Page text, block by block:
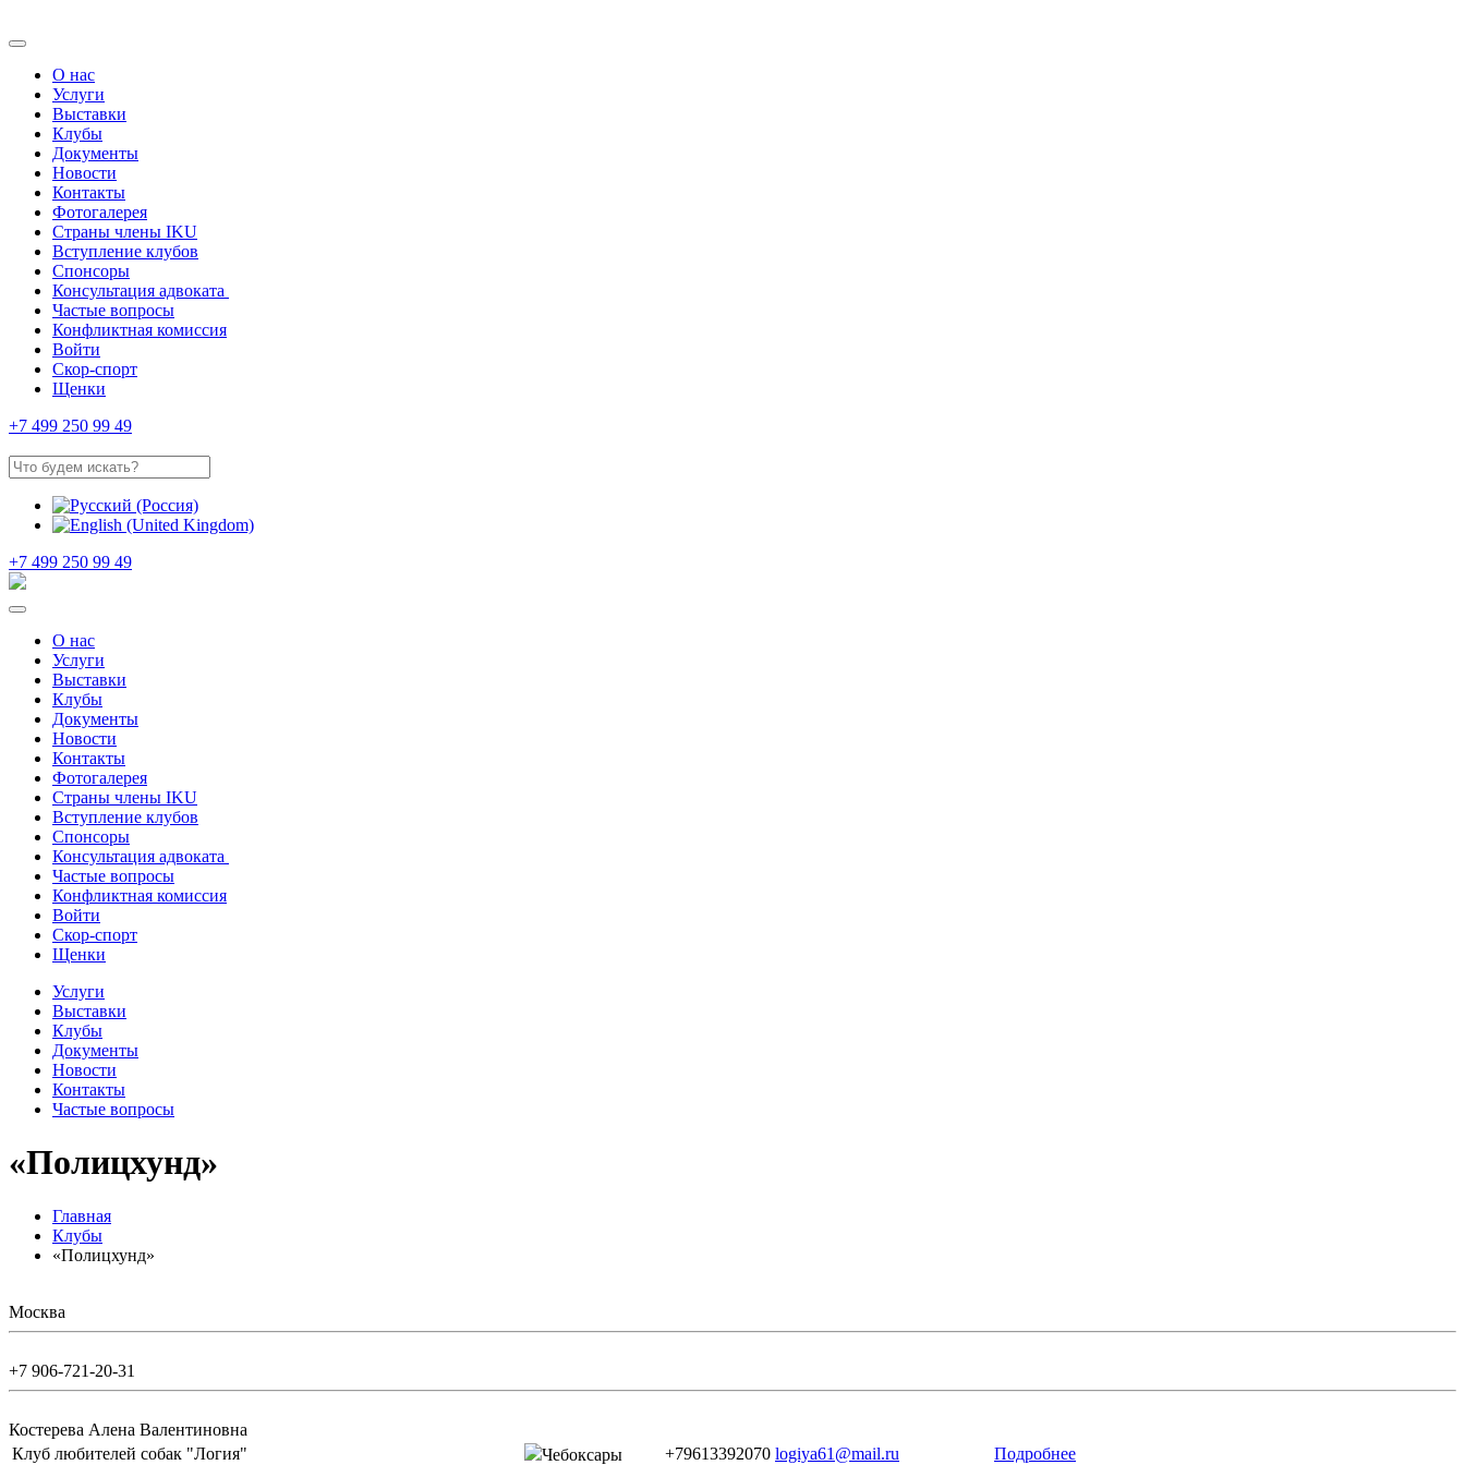
О нас
Услуги
Выставки
Клубы
Документы
Новости
Контакты
Фотогалерея
Страны члены IKU
Вступление клубов​
Спонсоры
Консультация адвоката ​
Частые вопросы
Конфликтная комиссия
Войти
Скор-спорт
Щенки
+7 499 250 99 49
+7 499 250 99 49
О нас
Услуги
Выставки
Клубы
Документы
Новости
Контакты
Фотогалерея
Страны члены IKU
Вступление клубов​
Спонсоры
Консультация адвоката ​
Частые вопросы
Конфликтная комиссия
Войти
Скор-спорт
Щенки
Услуги
Выставки
Клубы
Документы
Новости
Контакты
Частые вопросы
«Полицхунд»
Главная
Клубы
«Полицхунд»
Москва
+7 906-721-20-31
Костерева Алена Валентиновна
Клуб любителей собак "Логия"
Чебоксары +79613392070 logiya61@mail.ru Подробнее